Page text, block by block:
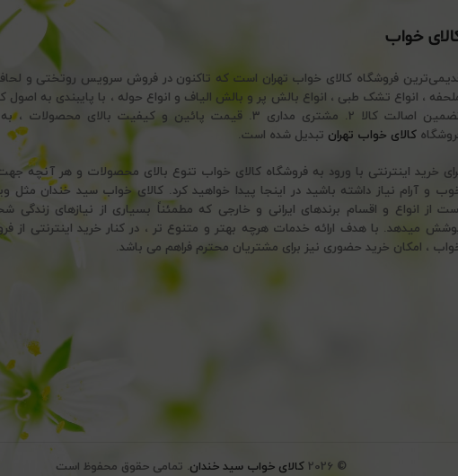
خواب
فروشگاه کالای خواب تهران است که تاکنون در فروش سرویس روتختی و
تضمین اصالت کالا 2. مشتری مداری 3. قیمت پائین و کیفیت بالای
کالای خواب تهران تبدیل شده است.
خرید اینترنتی با ورود به فروشگاه کالای خواب تنوع بالای محصولات و هر آنچه
و آرام نیاز داشته باشید در اینجا پیدا خواهید کرد. کالای خواب سید خندان مثل
از انواع و اقسام برندهای ایرانی و خارجی که مطمئناً بسیاری از نیازهای زندگی
میدهد. با هدف ارائه خدمات هرچه بهتر و متنوع تر ، در کنار خرید اینترنتی از
، امکان خرید حضوری نیز برای مشتریان محترم فراهم می باشد.
© 2026 کالای خواب سید خندان. تمامی حقوق محفوظ است